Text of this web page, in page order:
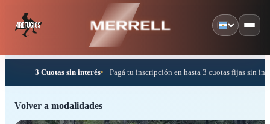
Inicio
Inscripciones
3 Cuotas sin interés Pagá tu inscripción en hasta 3 cuotas fijas sin interés.
Volver a modalidades